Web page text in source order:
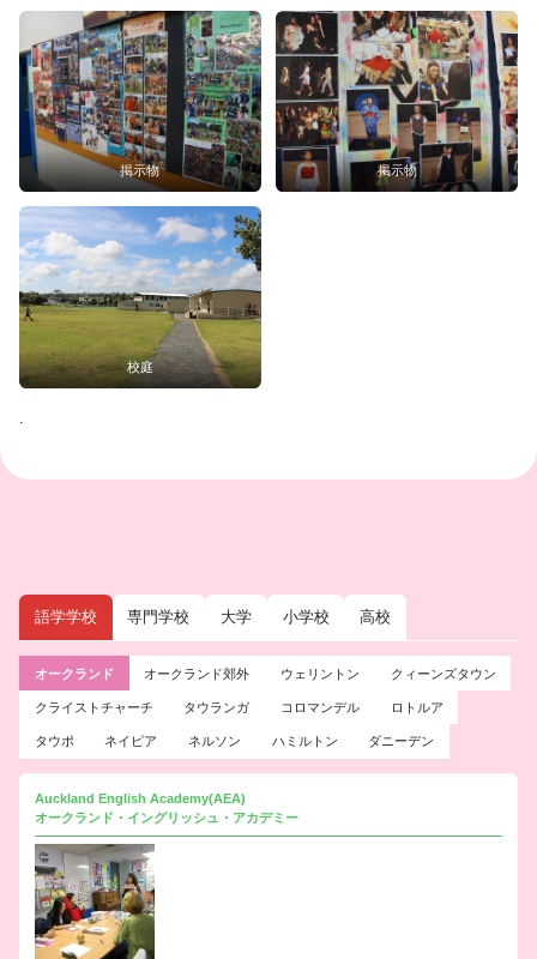
掲示物 掲示物
校庭
.
語学学校 専門学校 大学 小学校 高校
オークランド オークランド郊外 ウェリントン クィーンズタウン
クライストチャーチ タウランガ コロマンデル ロトルア
タウポ ネイピア ネルソン ハミルトン ダニーデン
Auckland English Academy(AEA)
オークランド・イングリッシュ・アカデミー